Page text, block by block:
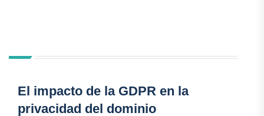
El impacto de la GDPR en la
privacidad del dominio